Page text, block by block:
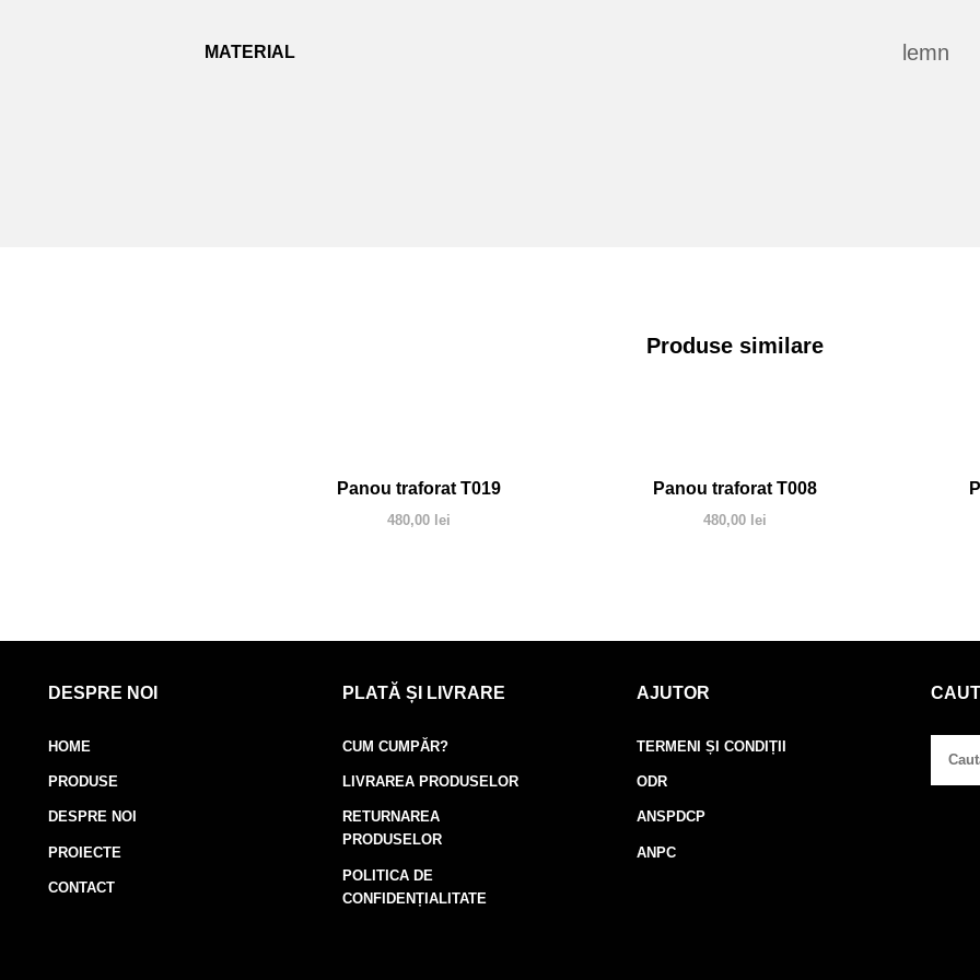
MATERIAL lemn
Produse similare
Panou traforat T019
480,00 lei
Panou traforat T008
480,00 lei
DESPRE NOI
HOME
PRODUSE
DESPRE NOI
PROIECTE
CONTACT
PLATĂ ȘI LIVRARE
CUM CUMPĂR?
LIVRAREA PRODUSELOR
RETURNAREA
PRODUSELOR
POLITICA DE
CONFIDENȚIALITATE
AJUTOR
TERMENI ȘI CONDIȚII
ODR
ANSPDCP
ANPC